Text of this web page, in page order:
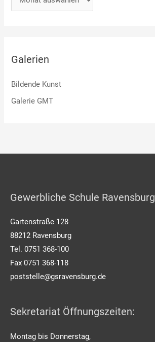
Galerien
Bildende Kunst
Galerie GMT
Gewerbliche Schule Ravensburg
Gartenstraße 128
88212 Ravensburg
Tel. 0751 368-100
Fax 0751 368-118
poststelle@gsravensburg.de
Sekretariat Öffnungszeiten:
Montag bis Donnerstag,